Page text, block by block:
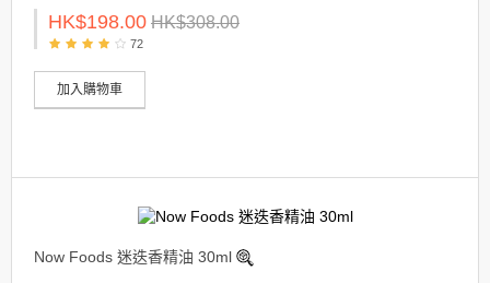
HK$198.00 HK$308.00
72
加入購物車
Now Foods 迷迭香精油 30ml